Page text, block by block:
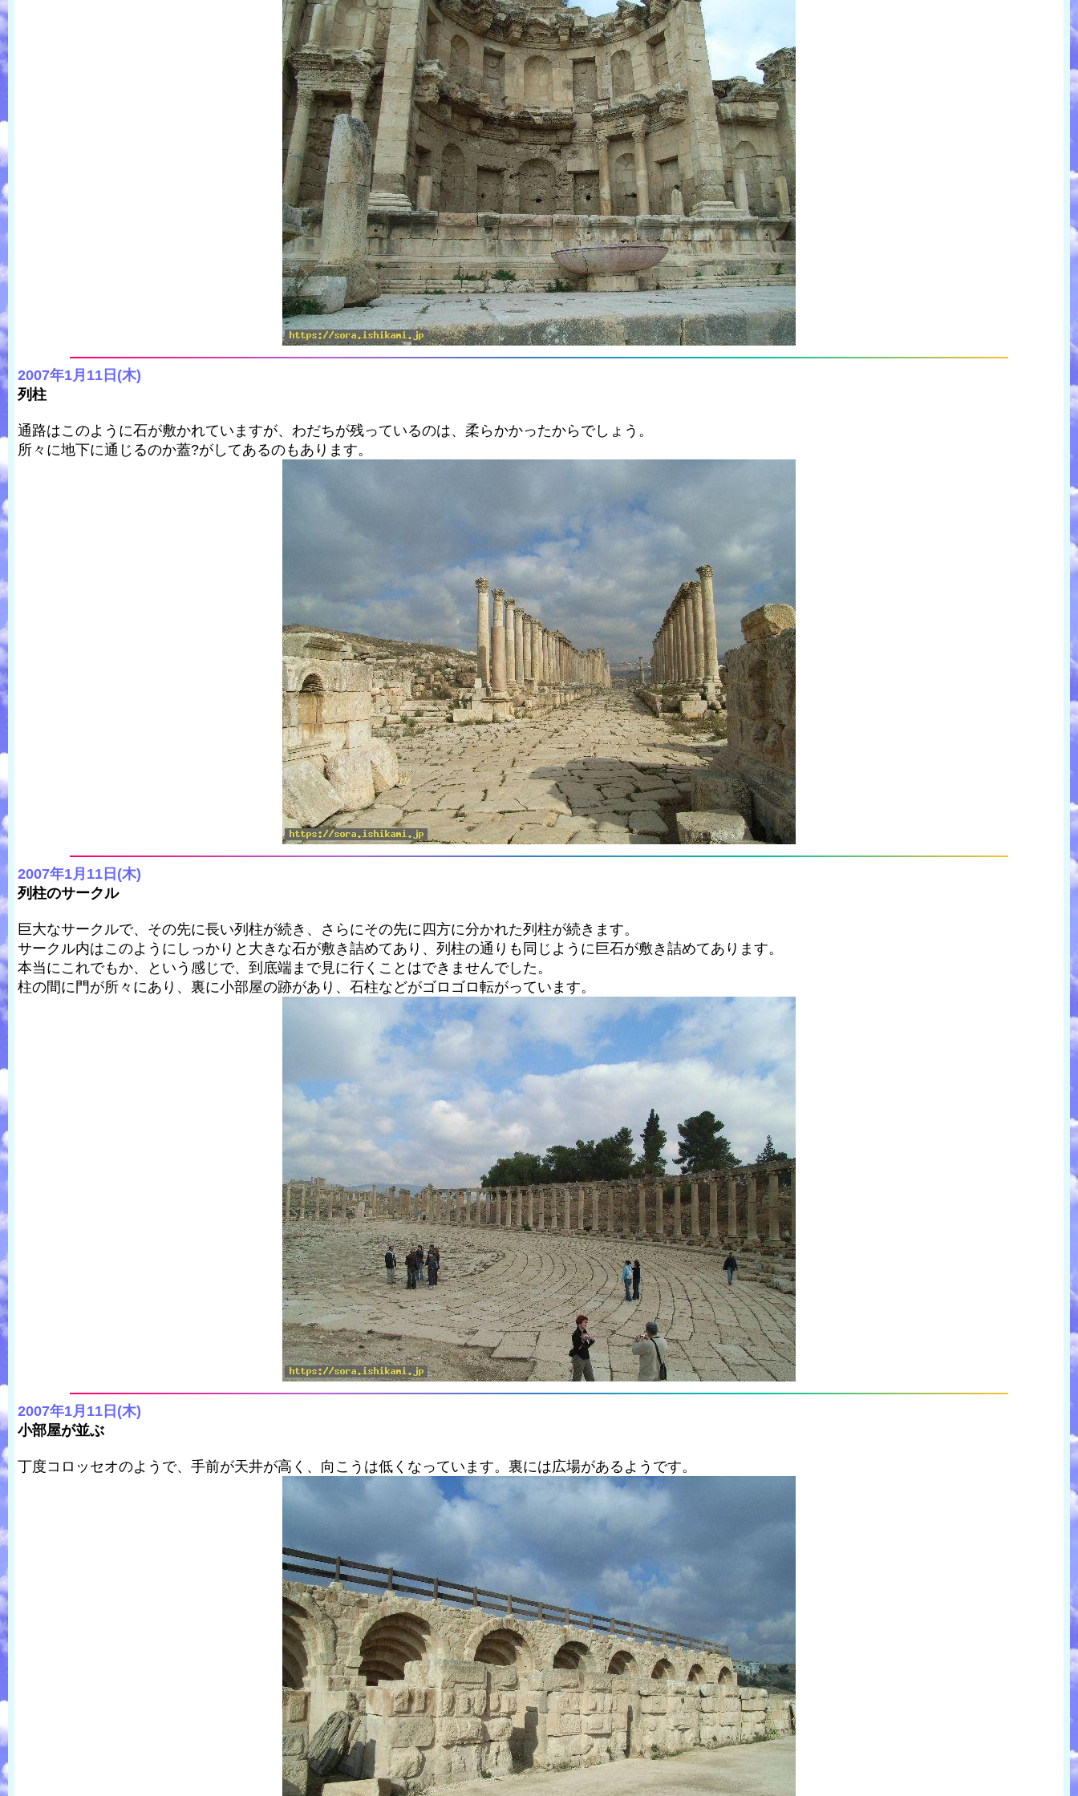
2007年1月11日(木)
列柱
通路はこのように石が敷かれていますが、わだちが残っているのは、柔らかかったからでしょう。
所々に地下に通じるのか蓋?がしてあるのもあります。
2007年1月11日(木)
列柱のサークル
巨大なサークルで、その先に長い列柱が続き、さらにその先に四方に分かれた列柱が続きます。
サークル内はこのようにしっかりと大きな石が敷き詰めてあり、列柱の通りも同じように巨石が敷き詰めてあります。
本当にこれでもか、という感じで、到底端まで見に行くことはできませんでした。
柱の間に門が所々にあり、裏に小部屋の跡があり、石柱などがゴロゴロ転がっています。
2007年1月11日(木)
小部屋が並ぶ
丁度コロッセオのようで、手前が天井が高く、向こうは低くなっています。裏には広場があるようです。